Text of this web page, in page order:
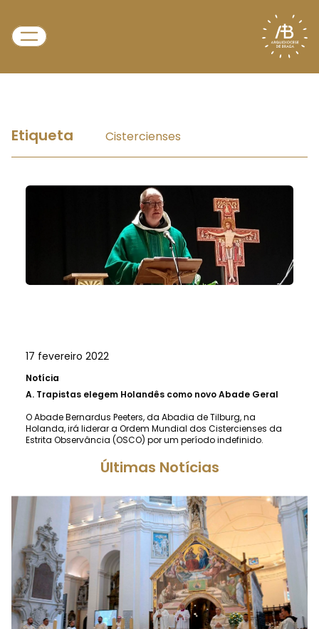
Etiqueta Cistercienses
17 fevereiro 2022
Notícia
A. Trapistas elegem Holandês como novo Abade Geral
O Abade Bernardus Peeters, da Abadia de Tilburg, na
Holanda, irá liderar a Ordem Mundial dos Cistercienses da
Estrita Observância (OSCO) por um período indefinido.
Últimas Notícias